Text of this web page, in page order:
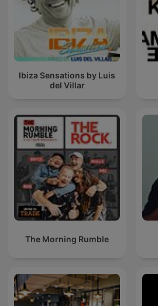
Ibiza Sensations by Luis
del Villar
The Morning Rumble